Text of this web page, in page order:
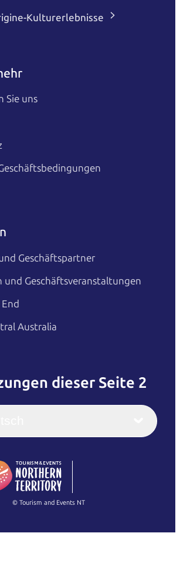
Kulturerlebnisse
Sie uns
Geschäftspartner
und Geschäftsveranstaltungen
Australia
dieser Seite 2
Italiano
繁體中文
© Tourism and Events NT